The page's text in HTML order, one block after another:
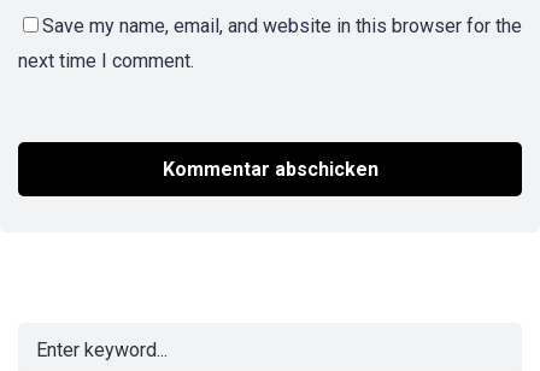
Save my name, email, and website in this browser for the
next time I comment.